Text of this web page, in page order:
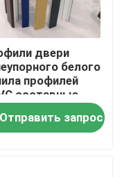
двери
белого
профилей
составные
Отправить запрос